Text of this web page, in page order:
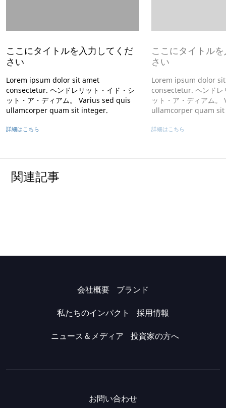
ここにタイトルを入力してくだ
さい
Lorem ipsum dolor sit amet
consectetur. ヘンドレリット・イド・シ
ット・ア・ディアム。 Varius sed quis
ullamcorper quam sit integer.
詳細はこちら
ここにタイトル
さい
Lorem ipsum dolor
consectetur. ヘンドレ
ット・ア・ディアム
ullamcorper quam
詳細はこちら
関連記事
会社概要 ブランド
私たちのインパクト 採用情報
ニュース＆メディア 投資家の方へ
お問い合わせ